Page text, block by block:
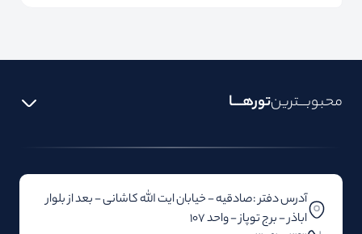
محبوبـــترینتورهــــا
آدرس دفتر :صادقیه - خیابان ایت الله کاشانی - بعد از بلوار‌‌
اباذر - برج توپاز - واحد 107